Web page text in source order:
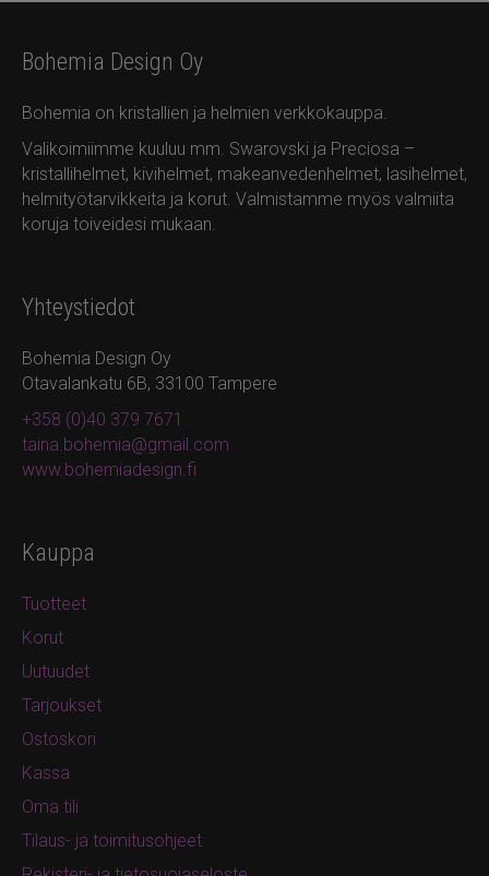
Bohemia Design Oy
Bohemia on kristallien ja helmien verkkokauppa.
Valikoimiimme kuuluu mm. Swarovski ja Preciosa –
kristallihelmet, kivihelmet, makeanvedenhelmet, lasihelmet,
helmityötarvikkeita ja korut. Valmistamme myös valmiita
koruja toiveidesi mukaan.
Yhteystiedot
Bohemia Design Oy
Otavalankatu 6B, 33100 Tampere
+358 (0)40 379 7671
taina.bohemia@gmail.com
www.bohemiadesign.fi
Kauppa
Tuotteet
Korut
Uutuudet
Tarjoukset
Ostoskori
Kassa
Oma tili
Tilaus- ja toimitusohjeet